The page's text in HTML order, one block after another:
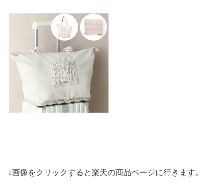
↓画像をクリックすると楽天の商品ページに行きます。